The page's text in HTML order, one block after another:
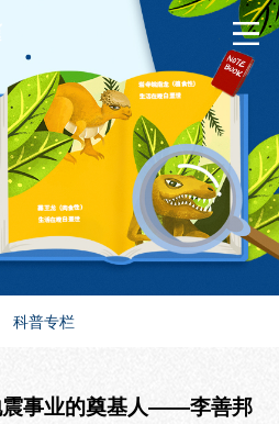
科普专栏
震事业的奠基人——李善邦